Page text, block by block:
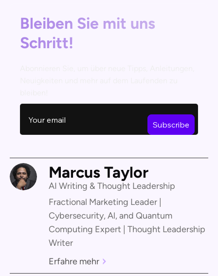
Bleiben Sie mit uns
Schritt!
Marcus Taylor
AI Writing & Thought Leadership
Fractional Marketing Leader |
Cybersecurity, Al, and Quantum
Computing Expert | Thought Leadership
Writer
Erfahre mehr